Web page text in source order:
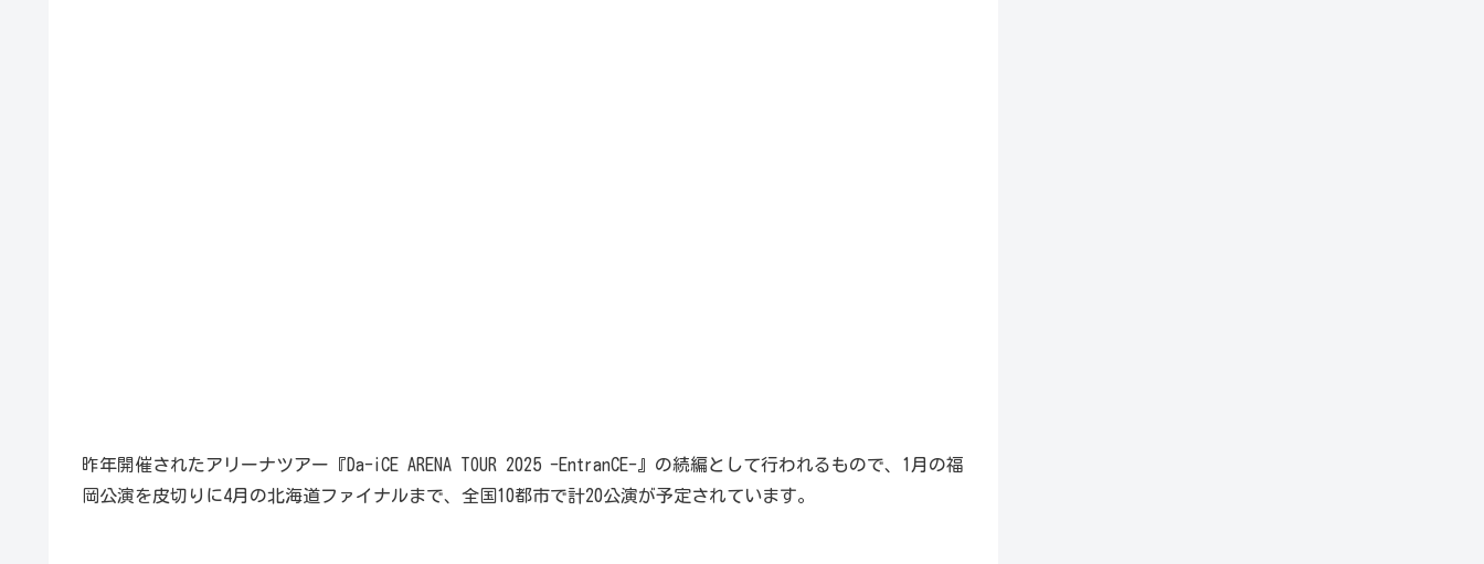
昨年開催されたアリーナツアー『Da-iCE ARENA TOUR 2025 -EntranCE-』の続編として行われるもので、1月の福
岡公演を皮切りに4月の北海道ファイナルまで、全国10都市で計20公演が予定されています。